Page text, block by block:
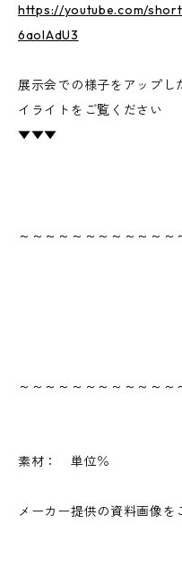
https://youtube.com/
6aolAdU3
展示会での様子をアップ
イライトをご覧ください
▼▼▼
～～～～～～～～～～～～
～～～～～～～～～～～～
素材： 単位％
メーカー提供の資料画像を